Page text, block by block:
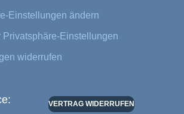
Einstellungen ändern
Privatsphäre-Einstellungen
widerrufen
VERTRAG WIDERRUFEN